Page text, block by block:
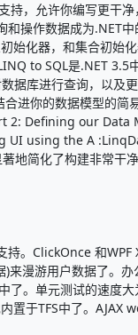
，允许你编写更干净
操作数据成为.NET
始化器，和集合初
SQL是.NET 3.5中
据库进行查询，以及
进你的数据模型的简
Defining our Data
using the A
简化了构建非常干
。ClickOnce 和WPF
来漫游用户数据了。办
了。单元测试的速度大
置于TFS中了。AJAX